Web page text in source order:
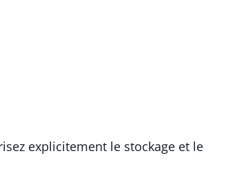
explicitement le stockage et le